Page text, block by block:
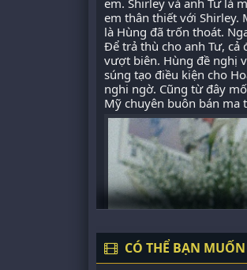
em. Shirley và anh Tư là
em thân thiết với Shirley.
là Hùng đã trốn thoát.
Để trả thù cho anh Tư, cả
vượt biên. Hùng đề nghị
súng tạo điều kiện cho
nghi ngờ. Cũng từ đây
Mỹ chuyên buôn bán ma
CÓ THỂ BẠN